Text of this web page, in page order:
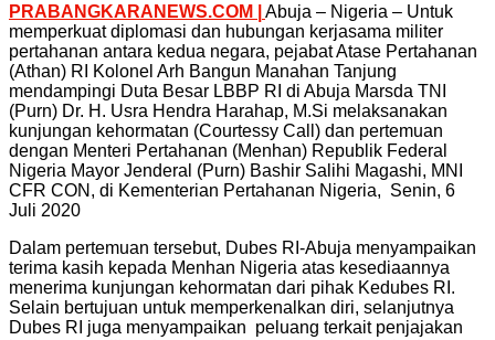
PRABANGKARANEWS.COM |
Abuja – Nigeria – Untuk
memperkuat diplomasi dan hubungan kerjasama militer
pertahanan antara kedua negara, pejabat Atase Pertahanan
(Athan) RI Kolonel Arh Bangun Manahan Tanjung
mendampingi Duta Besar LBBP RI di Abuja Marsda TNI
(Purn) Dr. H. Usra Hendra Harahap, M.Si melaksanakan
kunjungan kehormatan (Courtessy Call) dan pertemuan
dengan Menteri Pertahanan (Menhan) Republik Federal
Nigeria Mayor Jenderal (Purn) Bashir Salihi Magashi, MNI
CFR CON, di Kementerian Pertahanan Nigeria, Senin, 6
Juli 2020
Dalam pertemuan tersebut, Dubes RI-Abuja menyampaikan
terima kasih kepada Menhan Nigeria atas kesediaannya
menerima kunjungan kehormatan dari pihak Kedubes RI.
Selain bertujuan untuk memperkenalkan diri, selanjutnya
Dubes RI juga menyampaikan peluang terkait penjajakan